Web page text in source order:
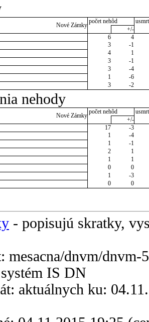
Nové Zámky
počet nehôd
+/-
6
4
3
-1
4
1
3
-1
3
-4
1
-6
3 -2
nehody
Nové Zámky
počet nehôd
+/-
17
-3
1
-4
1
-1
2
1
1
1
0
0
1
-3
0 0
- popisujú skratky,
mesacna/dnvm/dnvm-
IS DN
aktuálnych ku: